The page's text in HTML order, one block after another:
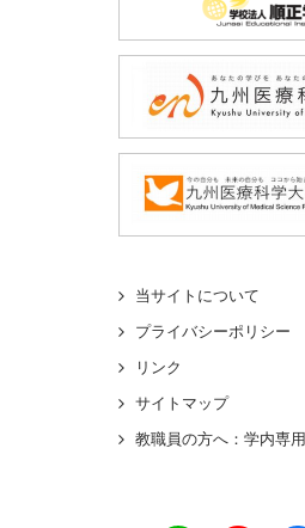
当サイトについて
プライバシーポリシー
リンク
サイトマップ
教職員の方へ：学内専用